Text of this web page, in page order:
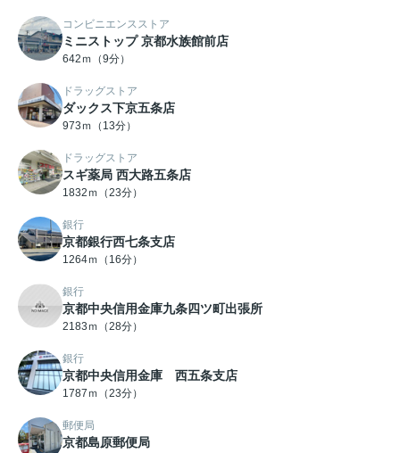
コンビニエンスストア
ミニストップ 京都水族館前店
642ｍ（9分）
ドラッグストア
ダックス下京五条店
973ｍ（13分）
ドラッグストア
スギ薬局 西大路五条店
1832ｍ（23分）
銀行
京都銀行西七条支店
1264ｍ（16分）
銀行
京都中央信用金庫九条四ツ町出張所
2183ｍ（28分）
銀行
京都中央信用金庫 西五条支店
1787ｍ（23分）
郵便局
京都島原郵便局